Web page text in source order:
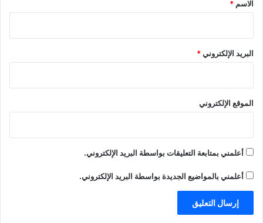
الاسم *
البريد الإلكتروني*
الموقع الإلكتروني
أعلمني بمتابعة التعليقات بواسطة البريد الإلكتروني.
أعلمني بالمواضيع الجديدة بواسطة البريد الإلكتروني.